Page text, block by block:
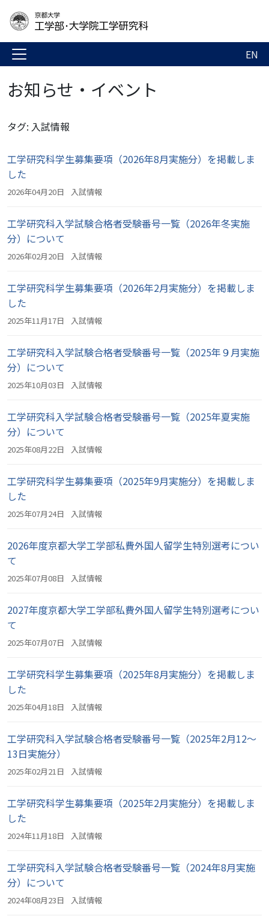
EN
お知らせ・イベント
タグ: 入試情報
工学研究科学生募集要項（2026年8月実施分）を掲載しま
した
2026年04月20日 入試情報
工学研究科入学試験合格者受験番号一覧（2026年冬実施
分）について
2026年02月20日 入試情報
工学研究科学生募集要項（2026年2月実施分）を掲載しま
した
2025年11月17日 入試情報
工学研究科入学試験合格者受験番号一覧（2025年９月実施
分）について
2025年10月03日 入試情報
工学研究科入学試験合格者受験番号一覧（2025年夏実施
分）について
2025年08月22日 入試情報
工学研究科学生募集要項（2025年9月実施分）を掲載しま
した
2025年07月24日 入試情報
2026年度京都大学工学部私費外国人留学生特別選考につい
て
2025年07月08日 入試情報
2027年度京都大学工学部私費外国人留学生特別選考につい
て
2025年07月07日 入試情報
工学研究科学生募集要項（2025年8月実施分）を掲載しま
した
2025年04月18日 入試情報
工学研究科入学試験合格者受験番号一覧（2025年2月12～
13日実施分）
2025年02月21日 入試情報
工学研究科学生募集要項（2025年2月実施分）を掲載しま
した
2024年11月18日 入試情報
工学研究科入学試験合格者受験番号一覧（2024年8月実施
分）について
2024年08月23日 入試情報